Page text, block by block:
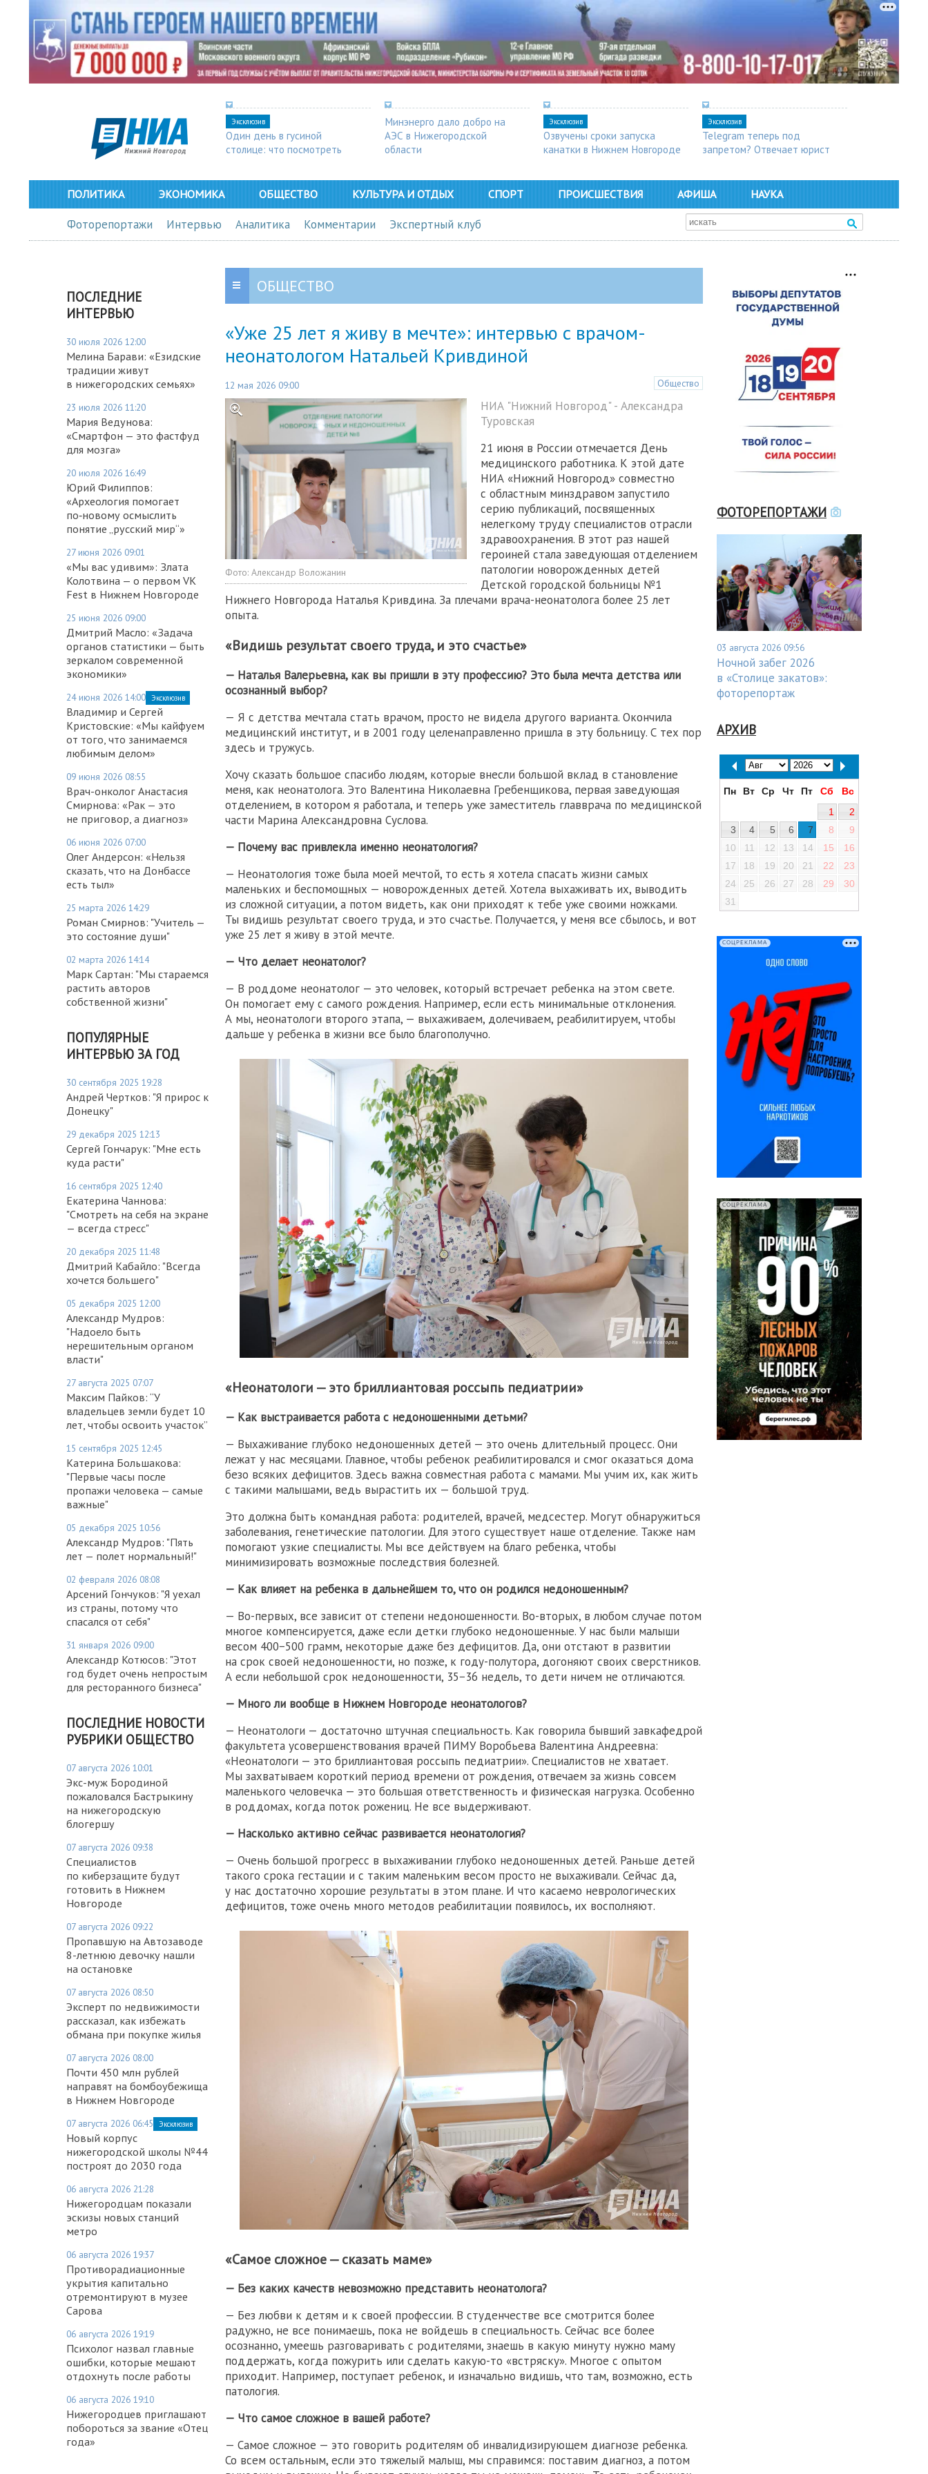
Эксклюзив
Один день в гусиной
столице: что посмотреть
Минэнерго дало добро на
АЭС в Нижегородской
области
Эксклюзив
Озвучены сроки запуска
канатки в Нижнем Новгороде
Эксклюзив
Telegram теперь под
запретом? Отвечает юрист
ПОЛИТИКА ЭКОНОМИКА ОБЩЕСТВО КУЛЬТУРА И ОТДЫХ СПОРТ ПРОИСШЕСТВИЯ АФИША НАУКА
Фоторепортажи Интервью Аналитика Комментарии Экспертный клуб
ПОСЛЕДНИЕ
ИНТЕРВЬЮ
30 июля 2026 12:00
Мелина Барави: «Езидские
традиции живут
в нижегородских семьях»
23 июля 2026 11:20
Мария Ведунова:
«Смартфон — это фастфуд
для мозга»
20 июля 2026 16:49
Юрий Филиппов:
«Археология помогает
по‑новому осмыслить
понятие „русский мир“»
27 июня 2026 09:01
«Мы вас удивим»: Злата
Колотвина — о первом VK
Fest в Нижнем Новгороде
25 июня 2026 09:00
Дмитрий Масло: «Задача
органов статистики — быть
зеркалом современной
экономики»
24 июня 2026 14:00 Эксклюзив
Владимир и Сергей
Кристовские: «Мы кайфуем
от того, что занимаемся
любимым делом»
09 июня 2026 08:55
Врач-онколог Анастасия
Смирнова: «Рак — это
не приговор, а диагноз»
06 июня 2026 07:00
Олег Андерсон: «Нельзя
сказать, что на Донбассе
есть тыл»
25 марта 2026 14:29
Роман Смирнов: "Учитель —
это состояние души"
02 марта 2026 14:14
Марк Сартан: "Мы стараемся
растить авторов
собственной жизни"
ПОПУЛЯРНЫЕ
ИНТЕРВЬЮ ЗА ГОД
30 сентября 2025 19:28
Андрей Чертков: "Я прирос к
Донецку"
29 декабря 2025 12:13
Сергей Гончарук: "Мне есть
куда расти"
16 сентября 2025 12:40
Екатерина Чаннова:
"Смотреть на себя на экране
— всегда стресс"
20 декабря 2025 11:48
Дмитрий Кабайло: "Всегда
хочется большего"
05 декабря 2025 12:00
Александр Мудров:
"Надоело быть
нерешительным органом
власти"
27 августа 2025 07:07
Максим Пайков: “У
владельцев земли будет 10
лет, чтобы освоить участок”
15 сентября 2025 12:45
Катерина Большакова:
"Первые часы после
пропажи человека — самые
важные"
05 декабря 2025 10:56
Александр Мудров: "Пять
лет — полет нормальный!"
02 февраля 2026 08:08
Арсений Гончуков: "Я уехал
из страны, потому что
спасался от себя"
31 января 2026 09:00
Александр Котюсов: "Этот
год будет очень непростым
для ресторанного бизнеса"
ПОСЛЕДНИЕ НОВОСТИ
РУБРИКИ ОБЩЕСТВО
07 августа 2026 10:01
Экс-муж Бородиной
пожаловался Бастрыкину
на нижегородскую
блогершу
07 августа 2026 09:38
Специалистов
по киберзащите будут
готовить в Нижнем
Новгороде
07 августа 2026 09:22
Пропавшую на Автозаводе
8-летнюю девочку нашли
на остановке
07 августа 2026 08:50
Эксперт по недвижимости
рассказал, как избежать
обмана при покупке жилья
07 августа 2026 08:00
Почти 450 млн рублей
направят на бомбоубежища
в Нижнем Новгороде
07 августа 2026 06:45 Эксклюзив
Новый корпус
нижегородской школы №44
построят до 2030 года
06 августа 2026 21:28
Нижегородцам показали
эскизы новых станций
метро
06 августа 2026 19:37
Противорадиационные
укрытия капитально
отремонтируют в музее
Сарова
06 августа 2026 19:19
Психолог назвал главные
ошибки, которые мешают
отдохнуть после работы
06 августа 2026 19:10
Нижегородцев приглашают
побороться за звание «Отец
года»
ОБЩЕСТВО
«Уже 25 лет я живу в мечте»: интервью с врачом-
неонатологом Натальей Кривдиной
12 мая 2026 09:00 Общество
Фото: Александр Воложанин
НИА "Нижний Новгород" - Александра
Туровская
21 июня в России отмечается День
медицинского работника. К этой дате
НИА «Нижний Новгород» совместно
с областным минздравом запустило
серию публикаций, посвященных
нелегкому труду специалистов отрасли
здравоохранения. В этот раз нашей
героиней стала заведующая отделением
патологии новорожденных детей
Детской городской больницы №1
Нижнего Новгорода Наталья Кривдина. За плечами врача-неонатолога более 25 лет
опыта.
«Видишь результат своего труда, и это счастье»
— Наталья Валерьевна, как вы пришли в эту профессию? Это была мечта детства или
осознанный выбор?
— Я с детства мечтала стать врачом, просто не видела другого варианта. Окончила
медицинский институт, и в 2001 году целенаправленно пришла в эту больницу. С тех пор
здесь и тружусь.
Хочу сказать большое спасибо людям, которые внесли большой вклад в становление
меня, как неонатолога. Это Валентина Николаевна Гребенщикова, первая заведующая
отделением, в котором я работала, и теперь уже заместитель главврача по медицинской
части Марина Александровна Суслова.
— Почему вас привлекла именно неонатология?
— Неонатология тоже была моей мечтой, то есть я хотела спасать жизни самых
маленьких и беспомощных — новорожденных детей. Хотела выхаживать их, выводить
из сложной ситуации, а потом видеть, как они приходят к тебе уже своими ножками.
Ты видишь результат своего труда, и это счастье. Получается, у меня все сбылось, и вот
уже 25 лет я живу в этой мечте.
— Что делает неонатолог?
— В роддоме неонатолог — это человек, который встречает ребенка на этом свете.
Он помогает ему с самого рождения. Например, если есть минимальные отклонения.
А мы, неонатологи второго этапа, — выхаживаем, долечиваем, реабилитируем, чтобы
дальше у ребенка в жизни все было благополучно.
«Неонатологи — это бриллиантовая россыпь педиатрии»
— Как выстраивается работа с недоношенными детьми?
— Выхаживание глубоко недоношенных детей — это очень длительный процесс. Они
лежат у нас месяцами. Главное, чтобы ребенок реабилитировался и смог оказаться дома
безо всяких дефицитов. Здесь важна совместная работа с мамами. Мы учим их, как жить
с такими малышами, ведь вырастить их — большой труд.
Это должна быть командная работа: родителей, врачей, медсестер. Могут обнаружиться
заболевания, генетические патологии. Для этого существует наше отделение. Также нам
помогают узкие специалисты. Мы все действуем на благо ребенка, чтобы
минимизировать возможные последствия болезней.
— Как влияет на ребенка в дальнейшем то, что он родился недоношенным?
— Во-первых, все зависит от степени недоношенности. Во-вторых, в любом случае потом
многое компенсируется, даже если детки глубоко недоношенные. У нас были малыши
весом 400−500 грамм, некоторые даже без дефицитов. Да, они отстают в развитии
на срок своей недоношенности, но позже, к году-полутора, догоняют своих сверстников.
А если небольшой срок недоношенности, 35−36 недель, то дети ничем не отличаются.
— Много ли вообще в Нижнем Новгороде неонатологов?
— Неонатологи — достаточно штучная специальность. Как говорила бывший завкафедрой
факультета усовершенствования врачей ПИМУ Воробьева Валентина Андреевна:
«Неонатологи — это бриллиантовая россыпь педиатрии». Специалистов не хватает.
Мы захватываем короткий период времени от рождения, отвечаем за жизнь совсем
маленького человечка — это большая ответственность и физическая нагрузка. Особенно
в роддомах, когда поток рожениц. Не все выдерживают.
— Насколько активно сейчас развивается неонатология?
— Очень большой прогресс в выхаживании глубоко недоношенных детей. Раньше детей
такого срока гестации и с таким маленьким весом просто не выхаживали. Сейчас да,
у нас достаточно хорошие результаты в этом плане. И что касаемо неврологических
дефицитов, тоже очень много методов реабилитации появилось, их восполняют.
«Самое сложное — сказать маме»
— Без каких качеств невозможно представить неонатолога?
— Без любви к детям и к своей профессии. В студенчестве все смотрится более
радужно, не все понимаешь, пока не войдешь в специальность. Сейчас все более
осознанно, умеешь разговаривать с родителями, знаешь в какую минуту нужно маму
поддержать, когда пожурить или сделать какую-то «встряску». Многое с опытом
приходит. Например, поступает ребенок, и изначально видишь, что там, возможно, есть
патология.
— Что самое сложное в вашей работе?
— Самое сложное — это говорить родителям об инвалидизирующем диагнозе ребенка.
Со всем остальным, если это тяжелый малыш, мы справимся: поставим диагноз, а потом
ФОТОРЕПОРТАЖИ
03 августа 2026 09:56
Ночной забег 2026
в «Столице закатов»:
фоторепортаж
АРХИВ
Пн Вт Ср Чт Пт Сб
Вс
1
2
3
4 5 6 7 8
9
10
11 12 13 14 15
16
17
18 19 20 21 22
23
24
25 26 27 28 29
30
31
СОЦРЕКЛАМА
СОЦРЕКЛАМА